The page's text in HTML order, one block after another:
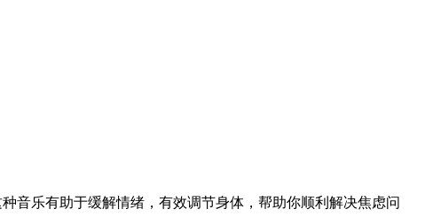
音乐有助于缓解情绪，有效调节身体，帮助你顺利解决焦虑问